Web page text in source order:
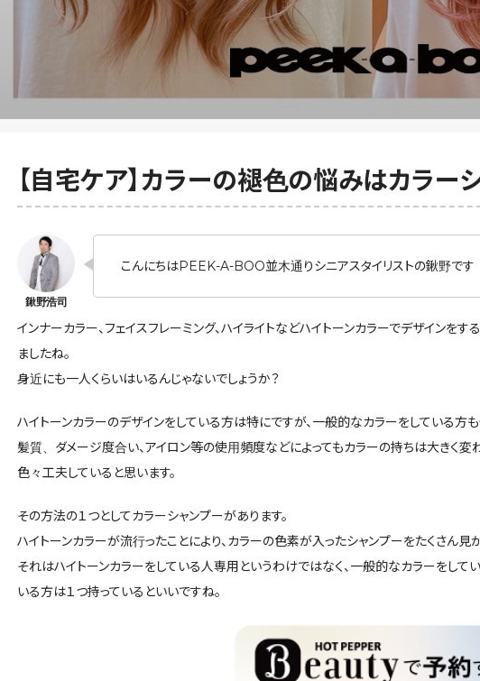
【自宅ケア】カラーの褪色の悩みはカラーシ
こんにちはPEEK-A-BOO並木通りシニアスタイリストの鍬野です
インナーカラー、フェイスフレーミング、ハイライトなどハイトーンカラーでデザインを
ましたね。
身近にも一人くらいはいるんじゃないでしょうか？
ハイトーンカラーのデザインをしている方は特にですが、一般的なカラーをしている方
髪質、ダメージ度合い、アイロン等の使用頻度などによってもカラーの持ちは大きく変
色々工夫していると思います。
その方法の１つとしてカラーシャンプーがあります。
ハイトーンカラーが流行ったことにより、カラーの色素が入ったシャンプーをたくさん見
それはハイトーンカラーをしている人専用というわけではなく、一般的なカラーをして
いる方は１つ持っているといいですね。